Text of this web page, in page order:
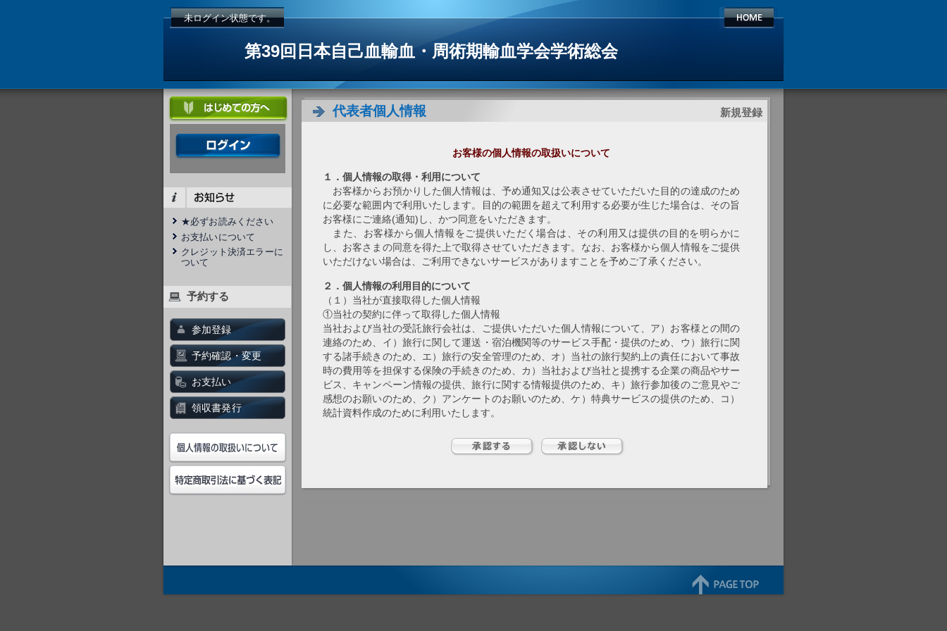
未ログイン状態です。
第39回日本自己血輸血・周術期輸血学会学術総会
★必ずお読みください
お支払いについて
クレジット決済エラーに
ついて
予約する
参加登録
予約確認・変更
お支払い
領収書発行
代表者個人情報 新規登録
お客様の個人情報の取扱いについて
１．個人情報の取得・利用について
お客様からお預かりした個人情報は、予め通知又は公表させていただいた目的の達成のため
に必要な範囲内で利用いたします。目的の範囲を超えて利用する必要が生じた場合は、その旨
お客様にご連絡(通知)し、かつ同意をいただきます。
また、お客様から個人情報をご提供いただく場合は、その利用又は提供の目的を明らかに
し、お客さまの同意を得た上で取得させていただきます。なお、お客様から個人情報をご提供
いただけない場合は、ご利用できないサービスがありますことを予めご了承ください。
２．個人情報の利用目的について
（１）当社が直接取得した個人情報
①当社の契約に伴って取得した個人情報
当社および当社の受託旅行会社は、ご提供いただいた個人情報について、ア）お客様との間の
連絡のため、イ）旅行に関して運送・宿泊機関等のサービス手配・提供のため、ウ）旅行に関
する諸手続きのため、エ）旅行の安全管理のため、オ）当社の旅行契約上の責任において事故
時の費用等を担保する保険の手続きのため、カ）当社および当社と提携する企業の商品やサー
ビス、キャンペーン情報の提供、旅行に関する情報提供のため、キ）旅行参加後のご意見やご
感想のお願いのため、ク）アンケートのお願いのため、ケ）特典サービスの提供のため、コ）
統計資料作成のために利用いたします。
業務上の連絡等に利用いたします。
③当社の社員、および退職者の個人情報
（２）当社は取得した購買履歴やWEBでの閲覧履歴等の情報を分析して、当社、および当社と
提携する企業の商品やサービス、キャンペーン情報のご案内、および広告の表示のために利用
させていただきます。